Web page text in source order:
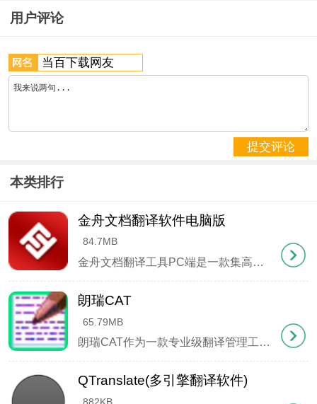
高精度翻译
数据安全保障
内置完备的学科术语词典。
完全免费
所有功能均可无偿使用。
纯净体验
无广告推送，无冗余功能。
专业词汇翻译准确可靠。
用户评论
提交评论
本类排行
金舟文档翻译软件电脑版
84.7MB
金舟文档翻译工具PC端是一款集高效与便捷于一身的智能翻译解决方案，专为办公场景打造。它能瞬间突破语言壁垒，支持Word、Excel等各类文档的快速翻译，更创新性地整合了图片识别翻译、语音实时转译及短文本即时翻译等多元化功能。目前可完美处理英语、日语、法语等26种主流语言的互译需求，无论是商务合同、技术手册、财务报表，还是学术论文、会议录音，都能轻松应对
朗瑞CAT
65.79MB
朗瑞CAT作为一款专业级翻译管理工具，以其智能化的网络架构重新定义了跨语言协作的边界。其云端协同特性彻底打破了时空壁垒，支持全球译员实时联动，在保持操作简捷性的同时，更开创性地融合了动态词典系统，内置百万级多语种词库（涵盖英日韩法德俄等60+语言），配合革命性的插件化翻译引擎，可无缝处理各类可编辑文档，为语言工作者提供前所未有的高效体验。
QTranslate(多引擎翻译软件)